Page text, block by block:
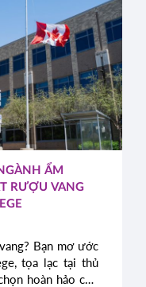
ẨM
RƯỢU VANG
Bạn mơ ước
tọa lạc tại thủ
hoàn hảo cho